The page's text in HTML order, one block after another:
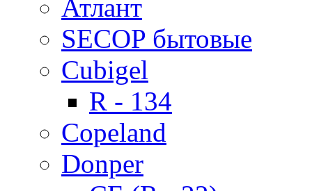
Атлант
SECOP бытовые
Cubigel
R - 134
Copeland
Donper